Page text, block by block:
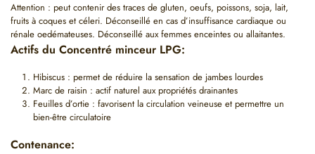
Attention : peut contenir des traces de gluten, oeufs, poissons, soja, lait,
fruits à coques et céleri. Déconseillé en cas d’insuffisance cardiaque ou
rénale oedémateuses. Déconseillé aux femmes enceintes ou allaitantes.
Actifs du Concentré minceur LPG:
Hibiscus : permet de réduire la sensation de jambes lourdes
Marc de raisin : actif naturel aux propriétés drainantes
Feuilles d’ortie : favorisent la circulation veineuse et permettre un
bien-être circulatoire
Contenance: